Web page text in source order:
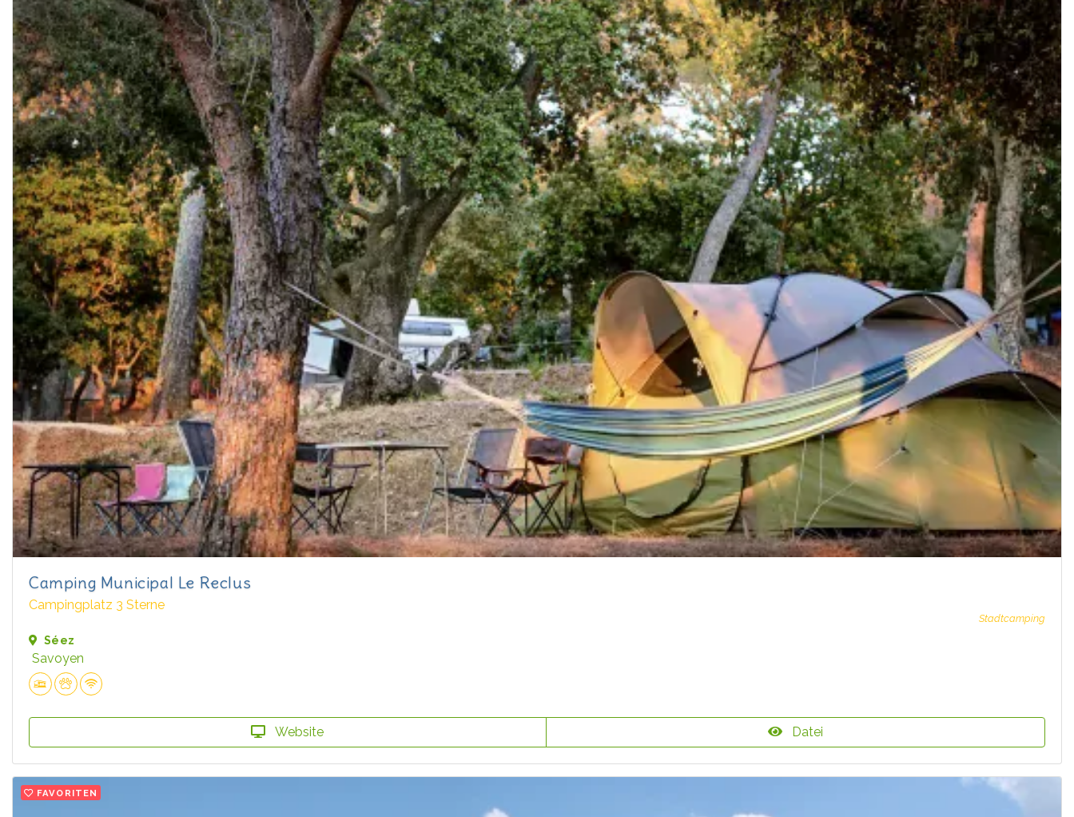
Camping Municipal Le Reclus
Campingplatz 3 Sterne
Stadtcamping
Séez
Savoyen
Website Datei
FAVORITEN